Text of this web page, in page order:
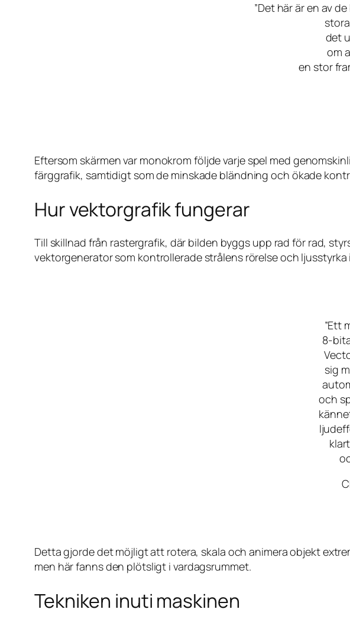
”Det här är en av
det
om
en stor
Eftersom skärmen var monokrom följde varje spel med
färggrafik, samtidigt som de minskade bländning och ökade
Hur vektorgrafik fungerar
Till skillnad från rastergrafik, där bilden byggs upp rad för rad,
vektorgenerator som kontrollerade strålens rörelse och ljusstyrka
”Ett
8-
sig
och
Detta gjorde det möjligt att rotera, skala och animera objekt
men här fanns den plötsligt i vardagsrummet.
Tekniken inuti maskinen